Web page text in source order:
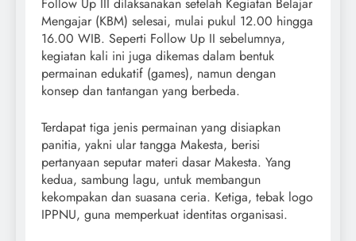
Mengajar (KBM) selesai, mulai pukul 12.00 hingga
16.00 WIB. Seperti Follow Up II sebelumnya,
kegiatan kali ini juga dikemas dalam bentuk
permainan edukatif (games), namun dengan
konsep dan tantangan yang berbeda.
Terdapat tiga jenis permainan yang disiapkan
panitia, yakni ular tangga Makesta, berisi
pertanyaan seputar materi dasar Makesta. Yang
kedua, sambung lagu, untuk membangun
kekompakan dan suasana ceria. Ketiga, tebak logo
IPPNU, guna memperkuat identitas organisasi.